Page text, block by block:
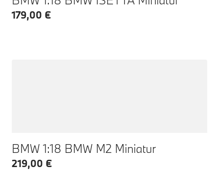
179,00 €
BMW 1:18 BMW M2 Miniatur
219,00 €